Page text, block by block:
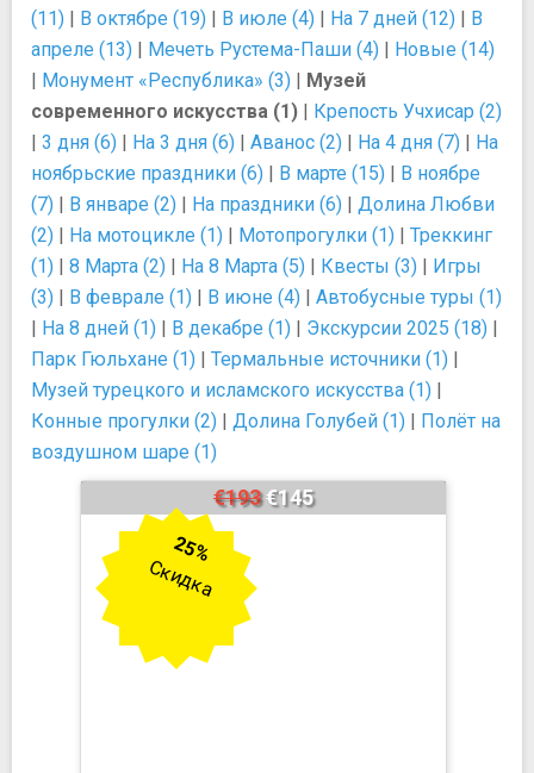
(11) | В октябре (19) | В июле (4) | На 7 дней (12) | В
апреле (13) | Мечеть Рустема-Паши (4) | Новые (14)
| Монумент «Республика» (3) | Музей
современного искусства (1) | Крепость Учхисар (2)
| 3 дня (6) | На 3 дня (6) | Аванос (2) | На 4 дня (7) | На
ноябрьские праздники (6) | В марте (15) | В ноябре
(7) | В январе (2) | На праздники (6) | Долина Любви
(2) | На мотоцикле (1) | Мотопрогулки (1) | Треккинг
(1) | 8 Марта (2) | На 8 Марта (5) | Квесты (3) | Игры
(3) | В феврале (1) | В июне (4) | Автобусные туры (1)
| На 8 дней (1) | В декабре (1) | Экскурсии 2025 (18) |
Парк Гюльхане (1) | Термальные источники (1) |
Музей турецкого и исламского искусства (1) |
Конные прогулки (2) | Долина Голубей (1) | Полёт на
воздушном шаре (1)
€193€145
25%
Скидка